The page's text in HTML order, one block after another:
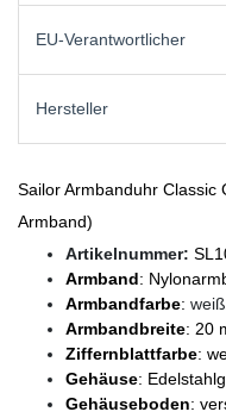
EU-Verantwortlicher
Hersteller
Sailor Armbanduhr Classic
Armband)
Artikelnummer:
Armband:
Armbandfarbe:
Armbandbreite: 20
Ziffernblattfarbe:
Gehäuse:
Gehäuseboden: